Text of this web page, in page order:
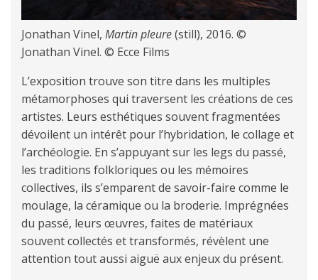
Jonathan Vinel, Martin pleure(still), 2016. ©
Jonathan Vinel. © Ecce Films
L’exposition trouve son titre dans les multiples
métamorphoses qui traversent les créations de ces
artistes. Leurs esthétiques souvent fragmentées
dévoilent un intérêt pour l’hybridation, le collage et
l’archéologie. En s’appuyant sur les legs du passé,
les traditions folkloriques ou les mémoires
collectives, ils s’emparent de savoir-faire comme le
moulage, la céramique ou la broderie. Imprégnées
du passé, leurs œuvres, faites de matériaux
souvent collectés et transformés, révèlent une
attention tout aussi aiguë aux enjeux du présent.